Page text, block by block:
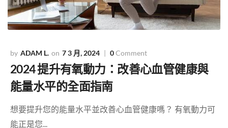
ADAM L. 7 3 月, 2024 0Comment
2024 提升有氧動力：改善心血管健康與
能量水平的全面指南
想要提升您的能量水平並改善心血管健康嗎？ 有氧動力可
能正是您...